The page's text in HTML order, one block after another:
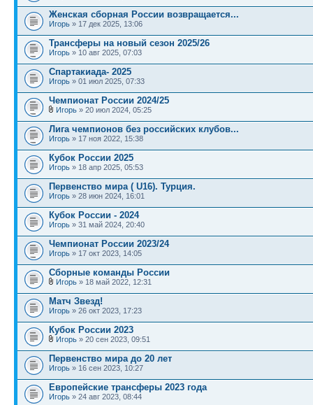
Женская сборная России возвращается...
Игорь » 17 дек 2025, 13:06
Трансферы на новый сезон 2025/26
Игорь » 10 авг 2025, 07:03
Спартакиада- 2025
Игорь » 01 июл 2025, 07:33
Чемпионат России 2024/25
Игорь » 20 июл 2024, 05:25
Лига чемпионов без российских клубов...
Игорь » 17 ноя 2022, 15:38
Кубок России 2025
Игорь » 18 апр 2025, 05:53
Первенство мира ( U16). Турция.
Игорь » 28 июн 2024, 16:01
Кубок России - 2024
Игорь » 31 май 2024, 20:40
Чемпионат России 2023/24
Игорь » 17 окт 2023, 14:05
Сборные команды России
Игорь » 18 май 2022, 12:31
Матч Звезд!
Игорь » 26 окт 2023, 17:23
Кубок России 2023
Игорь » 20 сен 2023, 09:51
Первенство мира до 20 лет
Игорь » 16 сен 2023, 10:27
Европейские трансферы 2023 года
Игорь » 24 авг 2023, 08:44